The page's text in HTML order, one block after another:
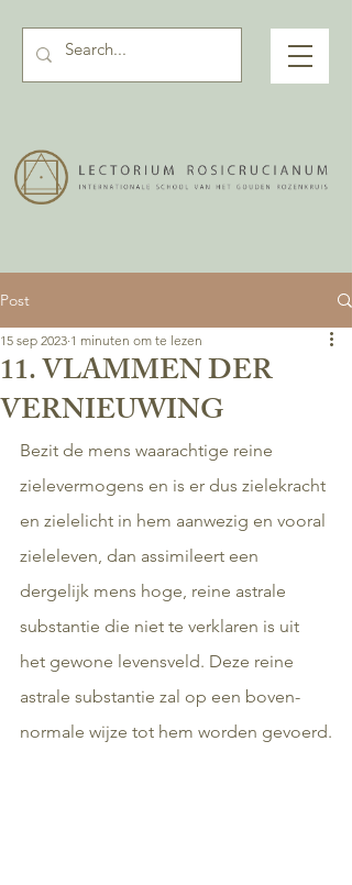
Post
11. VLAMMEN DER
VERNIEUWING
15 sep 2023 1 minuten om te lezen
Bezit de mens waarachtige reine
zielevermogens en is er dus zielekracht
en zielelicht in hem aanwezig en vooral
zieleleven, dan assimileert een
dergelijk mens hoge, reine astrale
substantie die niet te verklaren is uit
het gewone levensveld. Deze reine
astrale substantie zal op een boven-
normale wijze tot hem worden gevoerd.